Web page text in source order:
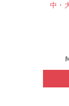
中・